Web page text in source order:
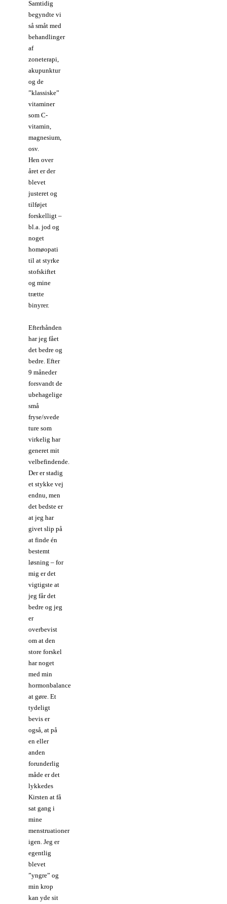
Samtidig
begyndte vi
så småt med
behandlinger
af
zoneterapi,
akupunktur
og de
”klassiske”
vitaminer
som C-
vitamin,
magnesium,
osv.
Hen over
året er der
blevet
justeret og
tilføjet
forskelligt –
bl.a. jod og
noget
homøopati
til at styrke
stofskiftet
og mine
trætte
binyrer.
Efterhånden
har jeg fået
det bedre og
bedre. Efter
9 måneder
forsvandt de
ubehagelige
små
fryse/svede
ture som
virkelig har
generet mit
velbefindende.
Der er stadig
et stykke vej
endnu, men
det bedste er
at jeg har
givet slip på
at finde én
bestemt
løsning – for
mig er det
vigtigste at
jeg får det
bedre og jeg
er
overbevist
om at den
store forskel
har noget
med min
hormonbalance
at gøre. Et
tydeligt
bevis er
også, at på
en eller
anden
forunderlig
måde er det
lykkedes
Kirsten at få
sat gang i
mine
menstruationer
igen. Jeg er
egentlig
blevet
”yngre” og
min krop
kan yde sit